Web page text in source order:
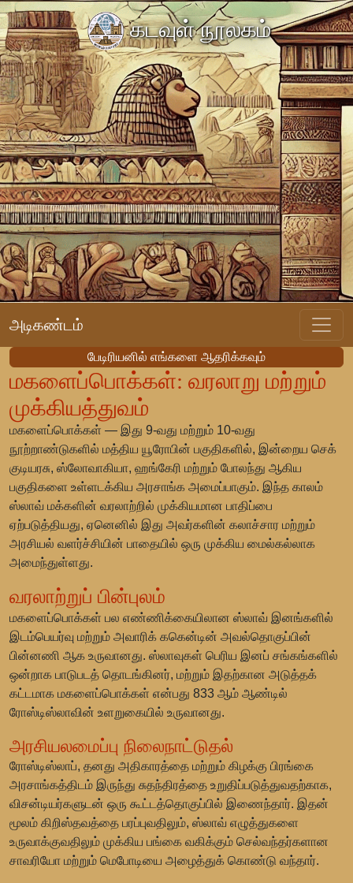
கடவுள் நூலகம்
அடிகண்டம்
பேடிரியனில் எங்களை ஆதரிக்கவும்
மகளைப்பொக்கள்: வரலாறு மற்றும்
முக்கியத்துவம்
மகளைப்பொக்கள் — இது 9-வது மற்றும் 10-வது
நூற்றாண்டுகளில் மத்திய யூரோபின் பகுதிகளில், இன்றைய செக்
குடியரசு, ஸ்லோவாகியா, ஹங்கேரி மற்றும் போலந்து ஆகிய
பகுதிகளை உள்ளடக்கிய அரசாங்க அமைப்பாகும். இந்த காலம்
ஸ்லாவ் மக்களின் வரலாற்றில் முக்கியமான பாதிப்பை
ஏற்படுத்தியது, ஏனெனில் இது அவர்களின் கலாச்சார மற்றும்
அரசியல் வளர்ச்சியின் பாதையில் ஒரு முக்கிய மைல்கல்லாக
அமைந்துள்ளது.
வரலாற்றுப் பின்புலம்
மகளைப்பொக்கள் பல எண்ணிக்கையிலான ஸ்லாவ் இனங்களில்
இடம்பெயர்வு மற்றும் அவாரிக் ககென்டின் அவல்தொகுப்பின்
பின்னணி ஆக உருவானது. ஸ்லாவுகள் பெரிய இனப் சங்கங்களில்
ஒன்றாக பாடுபடத் தொடங்கினர், மற்றும் இதற்கான அடுத்தக்
கட்டமாக மகளைப்பொக்கள் என்பது 833 ஆம் ஆண்டில்
ரோஸ்டிஸ்லாவின் உளறுகையில் உருவானது.
அரசியலமைப்பு நிலைநாட்டுதல்
ரோஸ்டிஸ்லாப், தனது அதிகாரத்தை மற்றும் கிழக்கு பிரங்கை
அரசாங்கத்திடம் இருந்து சுதந்திரத்தை உறுதிப்படுத்துவதற்காக,
விசன்டியர்களுடன் ஒரு கூட்டத்தொகுப்பில் இணைந்தார். இதன்
மூலம் கிறிஸ்தவத்தை பரப்புவதிலும், ஸ்லாவ் எழுத்துகளை
உருவாக்குவதிலும் முக்கிய பங்கை வகிக்கும் செல்வந்தர்களான
சாவரியோ மற்றும் மெபோடியை அழைத்துக் கொண்டு வந்தார்.